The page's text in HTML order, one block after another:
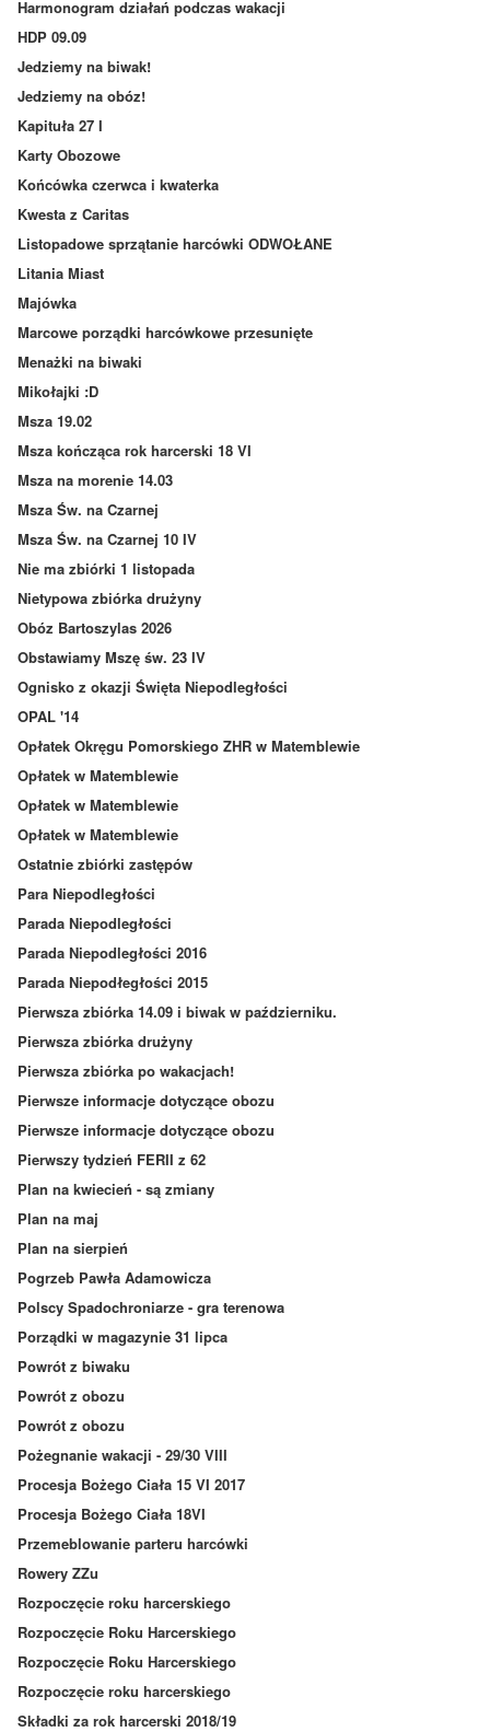
Harmonogram działań podczas wakacji
HDP 09.09
Jedziemy na biwak!
Jedziemy na obóz!
Kapituła 27 I
Karty Obozowe
Końcówka czerwca i kwaterka
Kwesta z Caritas
Listopadowe sprzątanie harcówki ODWOŁANE
Litania Miast
Majówka
Marcowe porządki harcówkowe przesunięte
Menażki na biwaki
Mikołajki :D
Msza 19.02
Msza kończąca rok harcerski 18 VI
Msza na morenie 14.03
Msza Św. na Czarnej
Msza Św. na Czarnej 10 IV
Nie ma zbiórki 1 listopada
Nietypowa zbiórka drużyny
Obóz Bartoszylas 2026
Obstawiamy Mszę św. 23 IV
Ognisko z okazji Święta Niepodległości
OPAL '14
Opłatek Okręgu Pomorskiego ZHR w Matemblewie
Opłatek w Matemblewie
Opłatek w Matemblewie
Opłatek w Matemblewie
Ostatnie zbiórki zastępów
Para Niepodległości
Parada Niepodległości
Parada Niepodległości 2016
Parada Niepodłegłości 2015
Pierwsza zbiórka 14.09 i biwak w październiku.
Pierwsza zbiórka drużyny
Pierwsza zbiórka po wakacjach!
Pierwsze informacje dotyczące obozu
Pierwsze informacje dotyczące obozu
Pierwszy tydzień FERII z 62
Plan na kwiecień - są zmiany
Plan na maj
Plan na sierpień
Pogrzeb Pawła Adamowicza
Polscy Spadochroniarze - gra terenowa
Porządki w magazynie 31 lipca
Powrót z biwaku
Powrót z obozu
Powrót z obozu
Pożegnanie wakacji - 29/30 VIII
Procesja Bożego Ciała 15 VI 2017
Procesja Bożego Ciała 18VI
Przemeblowanie parteru harcówki
Rowery ZZu
Rozpoczęcie roku harcerskiego
Rozpoczęcie Roku Harcerskiego
Rozpoczęcie Roku Harcerskiego
Rozpoczęcie roku harcerskiego
Składki za rok harcerski 2018/19